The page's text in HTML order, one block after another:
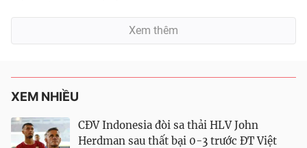
Xem thêm
XEM NHIỀU
CĐV Indonesia đòi sa thải HLV John
Herdman sau thất bại 0-3 trước ĐT Việt